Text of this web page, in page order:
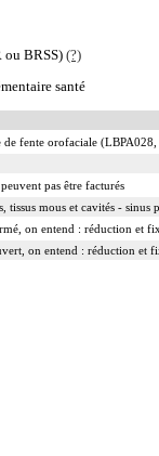
ou BRSS) (?)
santé
fente orofaciale
pas être facturés
tissus mous et cavités -
on entend : réduction et
on entend : réduction et
ou tumorale.